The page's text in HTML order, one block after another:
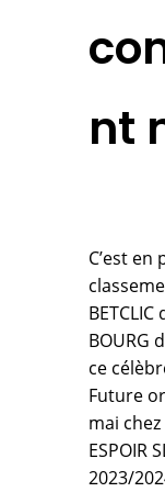
nt
C’est
BOURG
ce
Future
mai
ESPOIR
2023/